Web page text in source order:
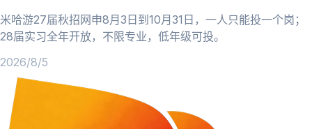
米哈游27届秋招网申8月3日到10月31日，一人只能投一个岗；
28届实习全年开放，不限专业，低年级可投。
2026/8/5